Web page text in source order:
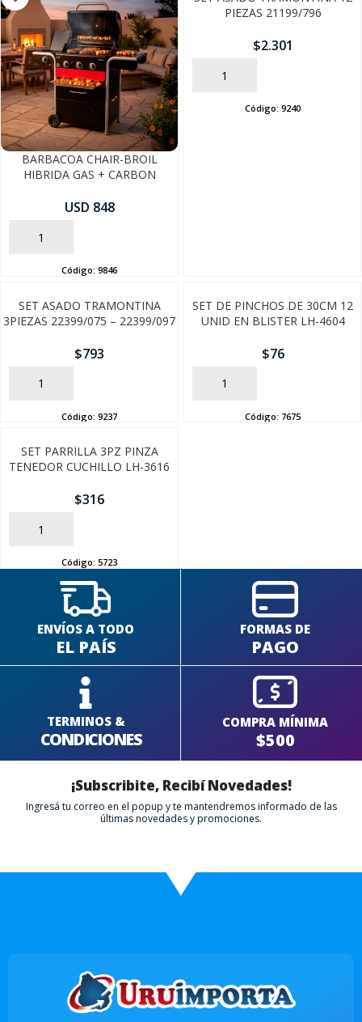
BARBACOA CHAIR-BROIL
HIBRIDA GAS + CARBON
USD 848
AÑADIR
Código: 9846
PIEZAS 21199/796
$2.301
AÑADIR
Código: 9240
SET ASADO TRAMONTINA
3PIEZAS 22399/075 – 22399/097
$793
AÑADIR
Código: 9237
SET DE PINCHOS DE 30CM 12
UNID EN BLISTER LH-4604
$76
AÑADIR
Código: 7675
SET PARRILLA 3PZ PINZA
TENEDOR CUCHILLO LH-3616
$316
AÑADIR
Código: 5723
ENVÍOS A TODO
EL PAÍS
FORMAS DE
PAGO
TERMINOS &
CONDICIONES
COMPRA MÍNIMA
$500
¡Subscribite, Recibí Novedades!
Ingresá tu correo en el popup y te mantendremos informado de las
últimas novedades y promociones.
FINALIZÁ TU COMPRA